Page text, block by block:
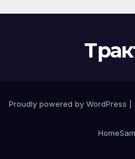
Proudly powered by WordPress
Home